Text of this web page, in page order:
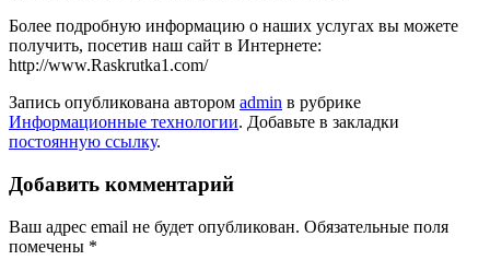
Более подробную информацию о наших услугах вы можете
получить, посетив наш сайт в Интернете:
http://www.Raskrutka1.com/
Запись опубликована автором admin в рубрике
Информационные технологии. Добавьте в закладки
постоянную ссылку.
Добавить комментарий
Ваш адрес email не будет опубликован. Обязательные поля
помечены *